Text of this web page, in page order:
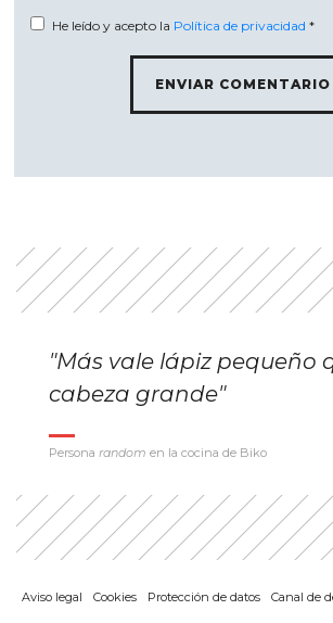
He leído y acepto la Política de privacidad *
"Más vale lápiz pequeño
cabeza grande"
Persona random en la cocina de Biko
Aviso legal Cookies Protección de datos Canal de